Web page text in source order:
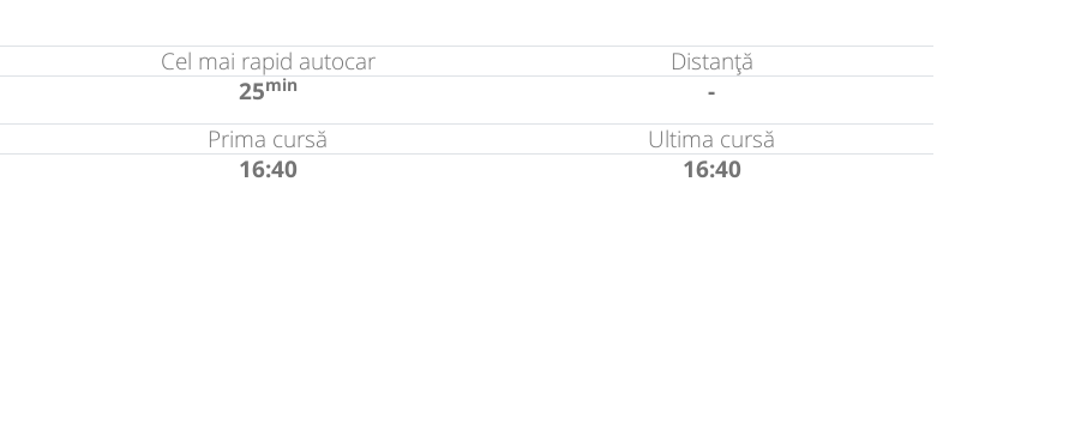
Cel mai rapid autocar
25min
Distanță
-
Prima cursă
16:40
Ultima cursă
16:40